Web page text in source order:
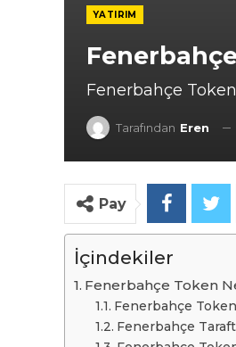
YATIRIM
Fenerbahçe
Tarafından Eren
Pay
İçindekiler
Fenerbahçe Token
Fenerbahçe
Fenerbahçe